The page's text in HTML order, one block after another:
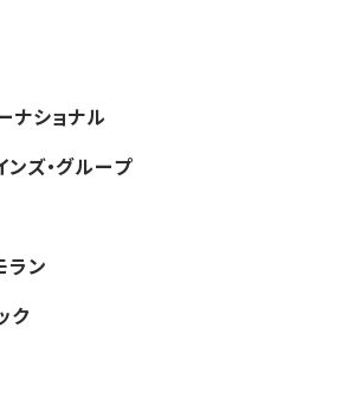
ナショナル
ンズ・グループ
ラン
ク